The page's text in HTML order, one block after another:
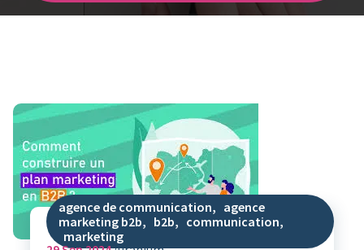
agence de communication, agence
marketing b2b, b2b, communication,
marketing